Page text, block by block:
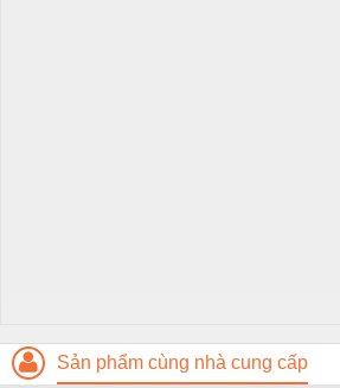
Sản phẩm cùng nhà cung cấp